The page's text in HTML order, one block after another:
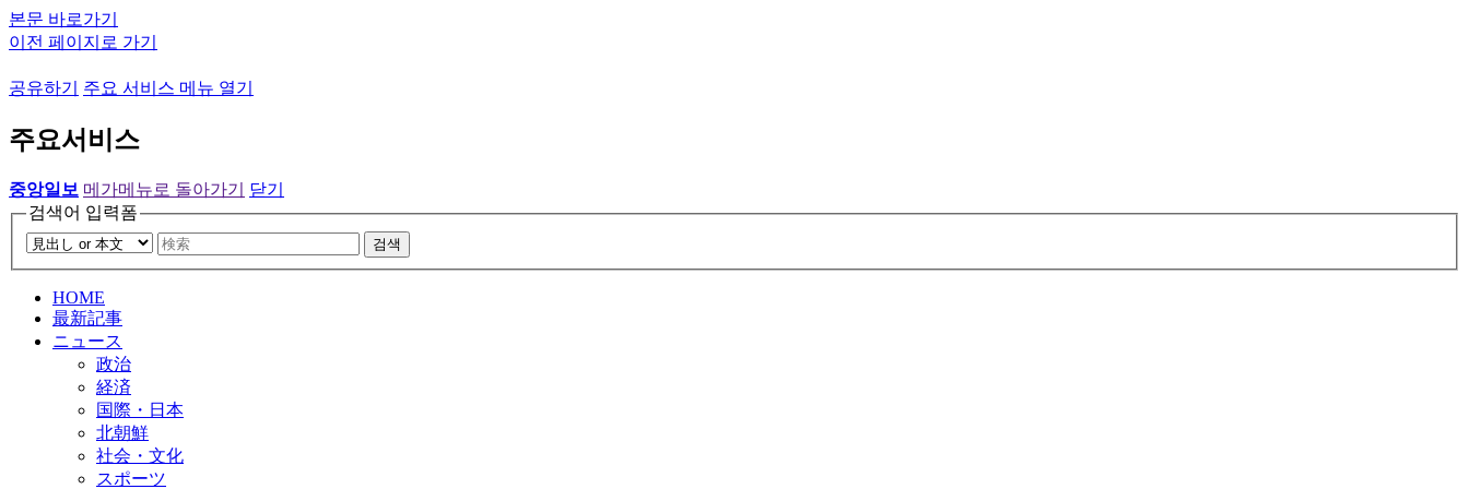
본문 바로가기
이전 페이지로 가기
공유하기 주요 서비스 메뉴 열기
주요서비스
중앙일보 메가메뉴로 돌아가기
닫기
검색어 입력폼
검색
HOME
最新記事
ニュース
政治
経済
国際・日本
北朝鮮
社会・文化
スポーツ